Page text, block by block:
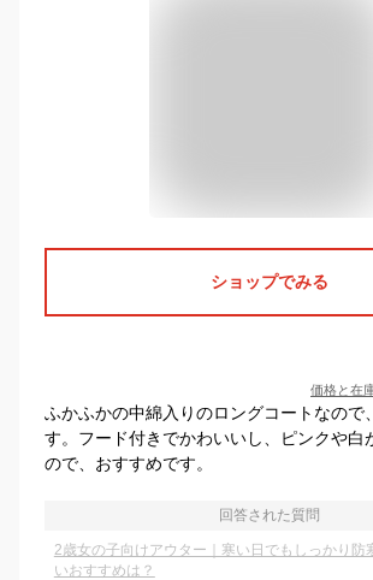
ショップでみる
価格と在
ふかふかの中綿入りのロングコートなので
す。フード付きでかわいいし、ピンクや白
ので、おすすめです。
回答された質問
2歳女の子向けアウター｜寒い日でもしっかり防
いおすすめは？